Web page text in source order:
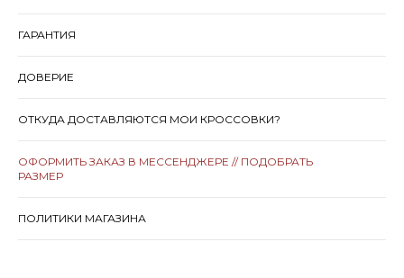
ГАРАНТИЯ
ДОВЕРИЕ
ОТКУДА ДОСТАВЛЯЮТСЯ МОИ КРОССОВКИ?
ОФОРМИТЬ ЗАКАЗ В МЕССЕНДЖЕРЕ // ПОДОБРАТЬ
РАЗМЕР
ПОЛИТИКИ МАГАЗИНА